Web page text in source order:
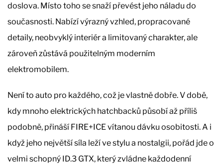
doslova. Místo toho se snaží převést jeho náladu do
současnosti. Nabízí výrazný vzhled, propracované
detaily, neobvyklý interiér a limitovaný charakter, ale
zároveň zůstává použitelným moderním
elektromobilem.
Není to auto pro každého, což je vlastně dobře. V době,
kdy mnoho elektrických hatchbacků působí až příliš
podobně, přináší FIRE+ICE vítanou dávku osobitosti. A i
když jeho největší síla leží ve stylu a nostalgii, pořád jde o
velmi schopný ID.3 GTX, který zvládne každodenní